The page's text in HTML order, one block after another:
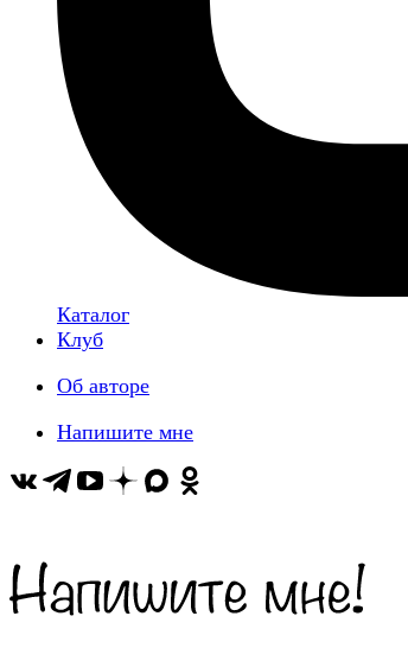
Каталог
Клуб
Об авторе
Напишите мне